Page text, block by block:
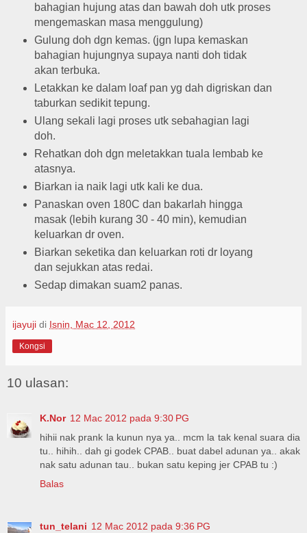
bahagian hujung atas dan bawah doh utk proses
mengemaskan masa menggulung)
Gulung doh dgn kemas. (jgn lupa kemaskan
bahagian hujungnya supaya nanti doh tidak
akan terbuka.
Letakkan ke dalam loaf pan yg dah digriskan dan
taburkan sedikit tepung.
Ulang sekali lagi proses utk sebahagian lagi
doh.
Rehatkan doh dgn meletakkan tuala lembab ke
atasnya.
Biarkan ia naik lagi utk kali ke dua.
Panaskan oven 180C dan bakarlah hingga
masak (lebih kurang 30 - 40 min), kemudian
keluarkan dr oven.
Biarkan seketika dan keluarkan roti dr loyang
dan sejukkan atas redai.
Sedap dimakan suam2 panas.
ijayuji di Isnin, Mac 12, 2012
Kongsi
10 ulasan:
K.Nor 12 Mac 2012 pada 9:30 PG
hihii nak prank la kunun nya ya.. mcm la tak kenal suara dia
tu.. hihih.. dah gi godek CPAB.. buat dabel adunan ya.. akak
nak satu adunan tau.. bukan satu keping jer CPAB tu :)
Balas
tun_telani 12 Mac 2012 pada 9:36 PG